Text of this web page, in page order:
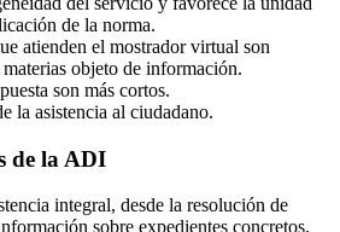
de la norma.
atienden el mostrador virtual son
materias objeto de información.
son más cortos.
la asistencia al ciudadano.
de la ADI
integral, desde la resolución de
sobre expedientes concretos.